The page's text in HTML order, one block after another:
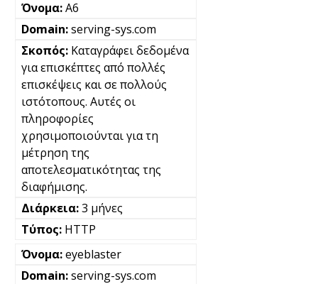
A6
serving-sys.com
Καταγράφει δεδομένα
για επισκέπτες από πολλές
επισκέψεις και σε πολλούς
ιστότοπους. Αυτές οι
πληροφορίες
χρησιμοποιούνται για τη
μέτρηση της
αποτελεσματικότητας της
διαφήμισης.
3 μήνες
HTTP
eyeblaster
serving-sys.com